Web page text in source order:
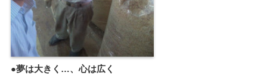
●夢は大きく…、心は広く